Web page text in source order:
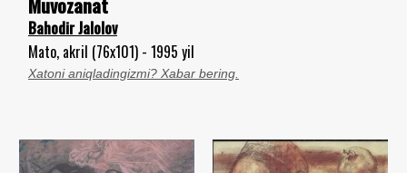
Bahodir Jalolov
Mato, akril (76x101) - 1995 yil
Xatoni aniqladingizmi? Xabar bering.